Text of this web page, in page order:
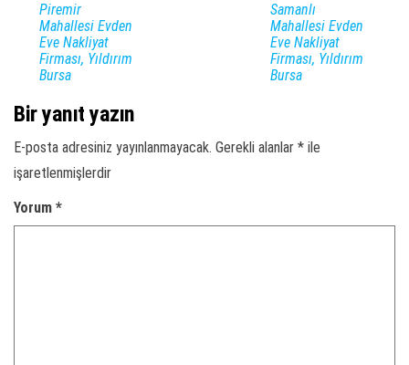
Piremir
Mahallesi Evden
Eve Nakliyat
Firması, Yıldırım
Bursa
Samanlı
Mahallesi Evden
Eve Nakliyat
Firması, Yıldırım
Bursa
Bir yanıt yazın
E-posta adresiniz yayınlanmayacak. Gerekli alanlar * ile
işaretlenmişlerdir
Yorum *